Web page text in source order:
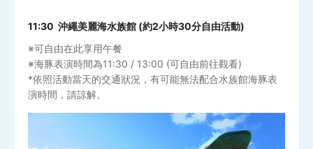
11:30 沖繩美麗海水族館 (約2小時30分自由活動)
※可自由在此享用午餐
※海豚表演時間為11:30 / 13:00 (可自由前往觀看)
*依照活動當天的交通狀況，有可能無法配合水族館海豚表
演時間，請諒解。